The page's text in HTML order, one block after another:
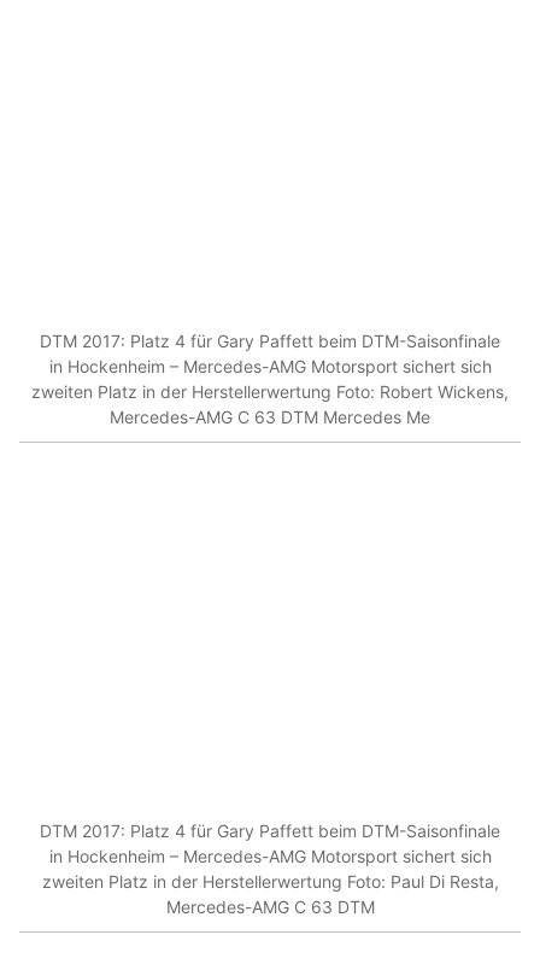
DTM 2017: Platz 4 für Gary Paffett beim DTM-Saisonfinale
in Hockenheim – Mercedes-AMG Motorsport sichert sich
zweiten Platz in der Herstellerwertung Foto: Robert Wickens,
Mercedes-AMG C 63 DTM Mercedes Me
DTM 2017: Platz 4 für Gary Paffett beim DTM-Saisonfinale
in Hockenheim – Mercedes-AMG Motorsport sichert sich
zweiten Platz in der Herstellerwertung Foto: Paul Di Resta,
Mercedes-AMG C 63 DTM